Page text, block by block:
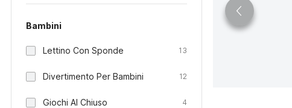
Bambini
Lettino Con Sponde 13
Divertimento Per Bambini 12
Giochi Al Chiuso 4